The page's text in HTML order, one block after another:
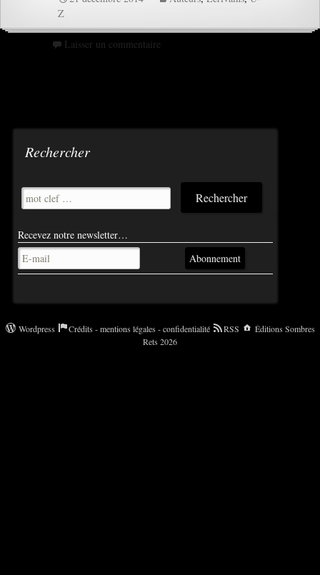
Z
Laisser un commentaire
Rechercher
Recevez notre newsletter…
Abonnement
Wordpress Crédits - mentions légales - confidentialité RSS
Éditions Sombres
Rets 2026